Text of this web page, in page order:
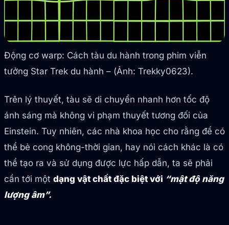
Động cơ warp: Cách tàu du hành trong phim viễn
tưởng Star Trek du hành – (Ảnh: Trekky0623).
Trên lý thuyết, tàu sẽ di chuyển nhanh hơn tốc độ
ánh sáng mà không vi phạm thuyết tương đối của
Einstein. Tuy nhiên, các nhà khoa học cho rằng để có
thể bẻ cong không-thời gian, hay nói cách khác là có
thể tạo ra và sử dụng được lực hấp dẫn, ta sẽ phải
cần tới một dạng vật chất đặc biệt với “mật độ năng
lượng âm”.